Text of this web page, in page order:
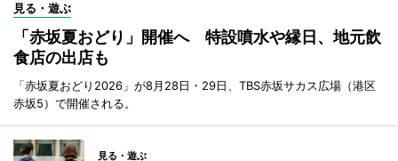
見る・遊ぶ
「赤坂夏おどり」開催へ 特設噴水や縁日、地元飲
食店の出店も
「赤坂夏おどり2026」が8月28日・29日、TBS赤坂サカス広場（港区
赤坂5）で開催される。
見る・遊ぶ